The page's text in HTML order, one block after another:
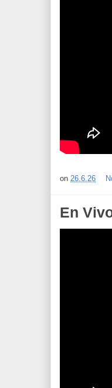
on 26.6.26
En